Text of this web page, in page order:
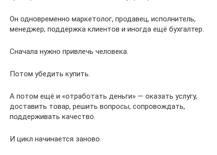
Он одновременно маркетолог, продавец, исполнитель,
менеджер, поддержка клиентов и иногда ещё бухгалтер.
Сначала нужно привлечь человека.
Потом убедить купить.
А потом ещё и «отработать деньги» — оказать услугу,
доставить товар, решить вопросы, сопровождать,
поддерживать качество.
И цикл начинается заново.